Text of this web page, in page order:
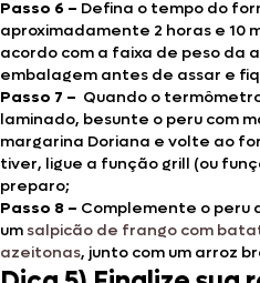
Passo 6 – Defina o tempo do
aproximadamente 2 horas e 10
acordo com a faixa de peso da
embalagem antes de assar e
Passo 7 – Quando o
laminado, besunte o peru com
margarina Doriana e volte ao
tiver, ligue a função grill (ou
preparo;
Passo 8 – Complemente o peru
um salpicão de frango com
azeitonas, junto com um arroz